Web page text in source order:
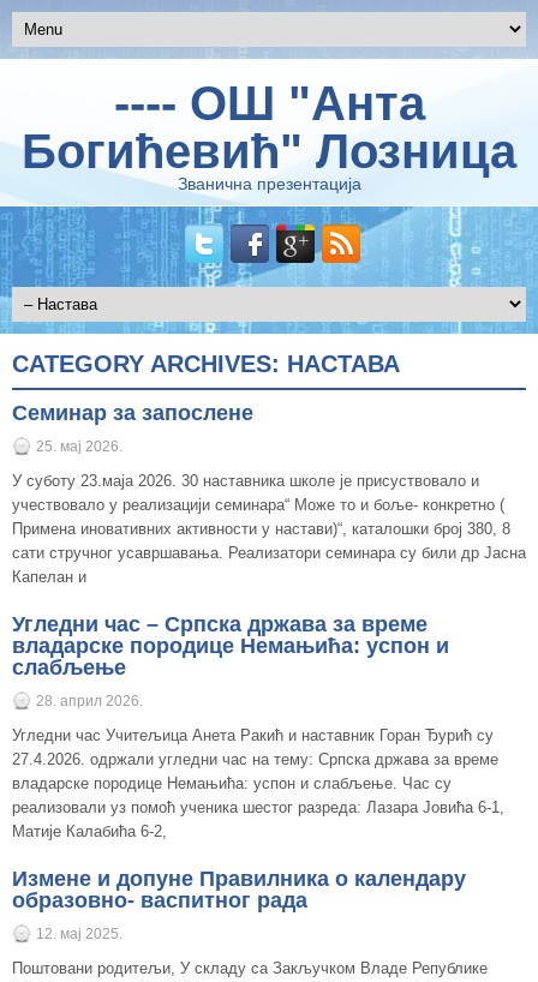
---- ОШ "Анта
Богићевић" Лозница
Званична презентација
CATEGORY ARCHIVES: НАСТАВА
Семинар за запослене
25. мај 2026.
У суботу 23.маја 2026. 30 наставника школе је присуствовало и
учествовало у реализацији семинара“ Може то и боље- конкретно (
Примена иновативних активности у настави)“, каталошки број 380, 8
сати стручног усавршавања. Реализатори семинара су били др Јасна
Капелан и
Угледни час – Српска држава за време
владарске породице Немањића: успон и
слабљење
28. април 2026.
Угледни час Учитељица Анета Ракић и наставник Горан Ђурић су
27.4.2026. одржали угледни час на тему: Српска држава за време
владарске породице Немањића: успон и слабљење. Час су
реализовали уз помоћ ученика шестог разреда: Лазара Јовића 6-1,
Матије Калабића 6-2,
Измене и допуне Правилника о календару
образовно- васпитног рада
12. мај 2025.
Поштовани родитељи, У складу са Закључком Владе Републике